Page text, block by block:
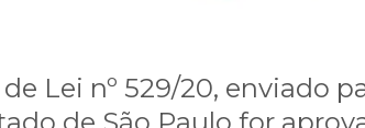
Lei nº 529/20, enviado